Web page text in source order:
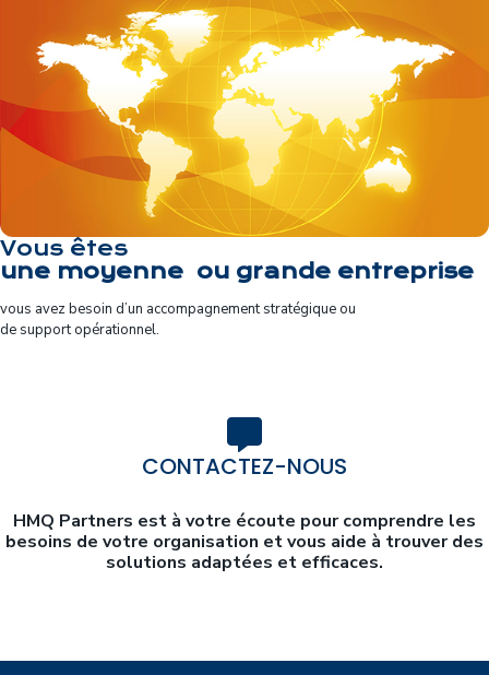
Vous êtes
une moyenne ou grande entreprise
vous avez besoin d’un accompagnementstratégique ou
de supportopérationnel.
CONTACTEZ-NOUS
HMQ Partners est à votre écoute pour comprendre les
besoins de votre organisation et vous aide à trouver des
solutions adaptées et efficaces.